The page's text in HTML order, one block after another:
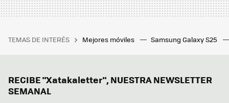
TEMAS DE INTERÉS Mejores móviles Samsung Galaxy S25
RECIBE "Xatakaletter", NUESTRA NEWSLETTER
SEMANAL